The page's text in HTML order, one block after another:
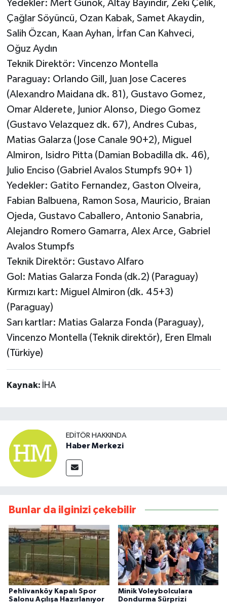
Yedekler: Mert Günok, Altay Bayındır, Zeki Çelik,
Çağlar Söyüncü, Ozan Kabak, Samet Akaydin,
Salih Özcan, Kaan Ayhan, İrfan Can Kahveci,
Oğuz Aydın
Teknik Direktör: Vincenzo Montella
Paraguay: Orlando Gill, Juan Jose Caceres
(Alexandro Maidana dk. 81), Gustavo Gomez,
Omar Alderete, Junior Alonso, Diego Gomez
(Gustavo Velazquez dk. 67), Andres Cubas,
Matias Galarza (Jose Canale 90+2), Miguel
Almiron, Isidro Pitta (Damian Bobadilla dk. 46),
Julio Enciso (Gabriel Avalos Stumpfs 90+ 1)
Yedekler: Gatito Fernandez, Gaston Olveira,
Fabian Balbuena, Ramon Sosa, Mauricio, Braian
Ojeda, Gustavo Caballero, Antonio Sanabria,
Alejandro Romero Gamarra, Alex Arce, Gabriel
Avalos Stumpfs
Teknik Direktör: Gustavo Alfaro
Gol: Matias Galarza Fonda (dk.2) (Paraguay)
Kırmızı kart: Miguel Almiron (dk. 45+3)
(Paraguay)
Sarı kartlar: Matias Galarza Fonda (Paraguay),
Vincenzo Montella (Teknik direktör), Eren Elmalı
(Türkiye)
Kaynak: İHA
EDITÖR HAKKINDA
Haber Merkezi
Bunlar da ilginizi çekebilir
Pehlivanköy Kapalı Spor
Salonu Açılışa Hazırlanıyor
Minik Voleybolculara
Dondurma Sürprizi